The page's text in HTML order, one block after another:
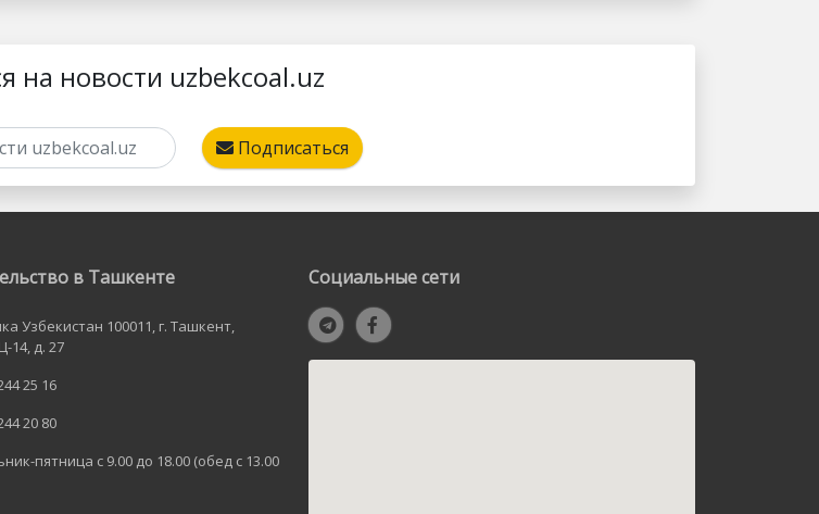
на новости uzbekcoal.uz
Подписаться
в Ташкенте
Узбекистан 100011, г. Ташкент,
14, д. 27
25 16
20 80
пятница с 9.00 до 18.00 (обед с 13.00
Социальные сети